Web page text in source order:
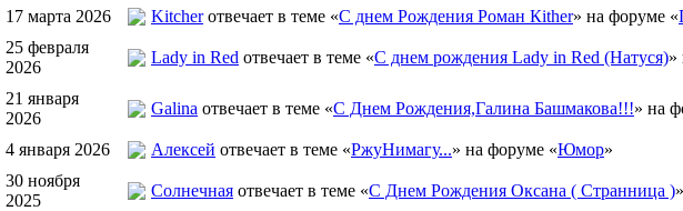
17 марта 2026
Kitcherотвечает в теме «С днем Рождения Роман Кither» на форуме «
25 февраля
2026
Lady in Red отвечает в теме «С днем рождения Lady in Red (Натуся)»
21 января
2026
Galina отвечает в теме «С Днем Рождения,Галина Башмакова!!!» на
4 января 2026 Алексей отвечает в теме «РжуНимагу...» на форуме «Юмор»
30 ноября
2025
Солнечная отвечает в теме «С Днем Рождения Оксана ( Странница )